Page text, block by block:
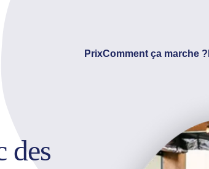
PrixComment ça marche ?
des